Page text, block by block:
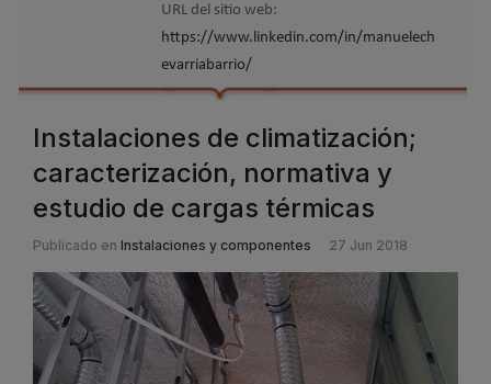
URL del sitio web:
https://www.linkedin.com/in/manuelech
evarriabarrio/
Instalaciones de climatización;
caracterización, normativa y
estudio de cargas térmicas
Publicado en Instalaciones y componentes 27 Jun 2018